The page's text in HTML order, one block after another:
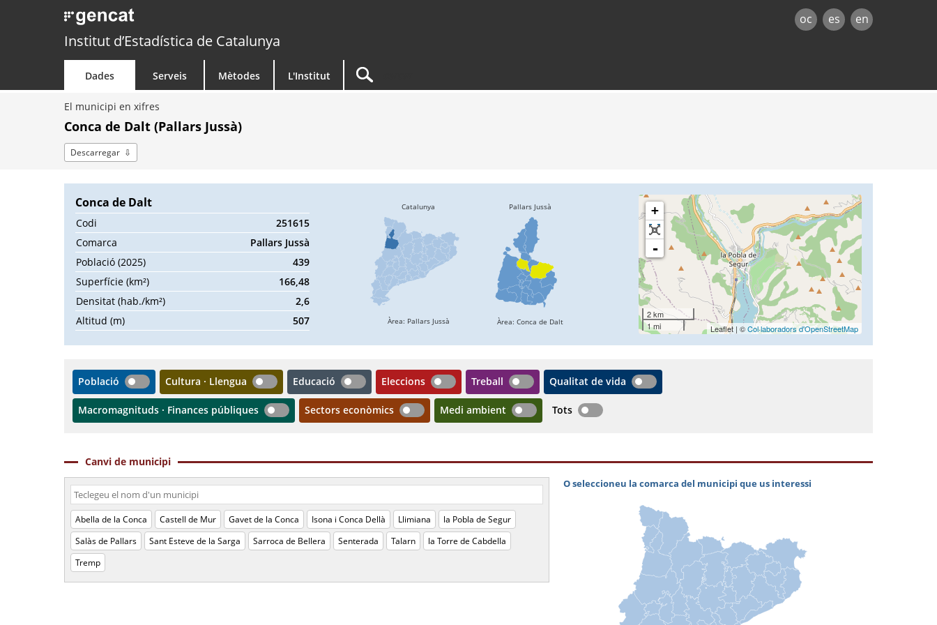
oc es en
Institut d’Estadística de Catalunya
Dades Serveis Mètodes L'Institut
El municipi en xifres
Conca de Dalt (Pallars Jussà)
Descarregar
Conca de Dalt
Codi
251615
Comarca
Pallars Jussà
Població (2025)
439
Superfície (km²)
166,48
Densitat (hab./km²)
2,6
Altitud (m)
507
+
-
2 km
1 mi
Leaflet | ©Col·laboradors d'OpenStreetMap
Població Cultura · Llengua Educació Eleccions Treball Qualitat de vida
Macromagnituds · Finances públiques Sectors econòmics Medi ambient Tots
Canvi de municipi
Abella de la Conca Castell de Mur Gavet de la Conca Isona i Conca Dellà Llimiana
la Pobla de Segur
Salàs de Pallars
Sant Esteve de la Sarga Sarroca de Bellera Senterada Talarn
la Torre de Cabdella
Tremp